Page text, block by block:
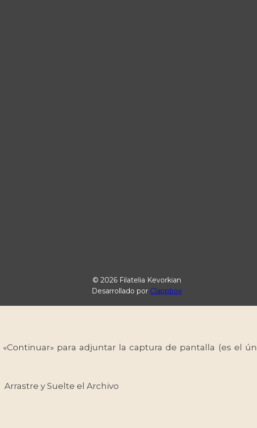
© 2026 Filatelia Kevorkian
Desarrollado por Clappbox
para adjuntar la captura de pantalla (es el
Arrastre y Suelte el Archivo